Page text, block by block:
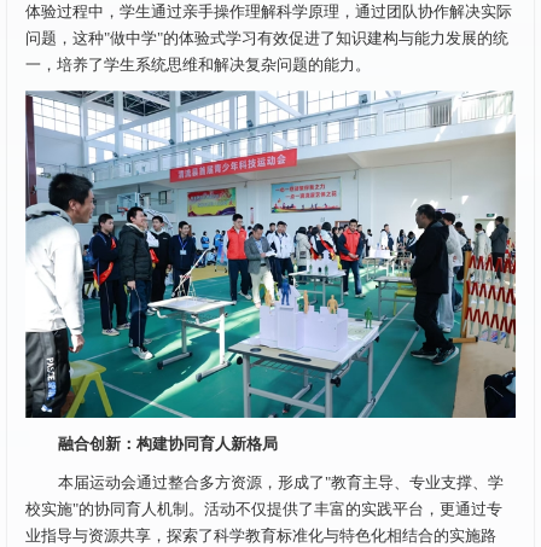
体验过程中，学生通过亲手操作理解科学原理，通过团队协作解决实际
问题，这种"做中学"的体验式学习有效促进了知识建构与能力发展的统
一，培养了学生系统思维和解决复杂问题的能力。
融合创新：构建协同育人新格局
本届运动会通过整合多方资源，形成了"教育主导、专业支撑、学
校实施"的协同育人机制。活动不仅提供了丰富的实践平台，更通过专
业指导与资源共享，探索了科学教育标准化与特色化相结合的实施路